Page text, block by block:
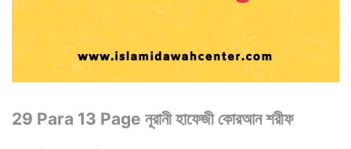
29 Para 13 Page নূরানী হাফেজী কোরআন শরীফ